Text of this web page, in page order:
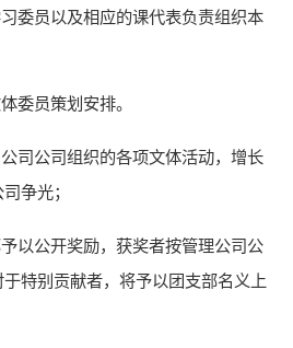
委员以及相应的课代表负责组织本
委员策划安排。
司公司组织的各项文体活动，增长
争光；
以公开奖励，获奖者按管理公司公
于特别贡献者，将予以团支部名义上